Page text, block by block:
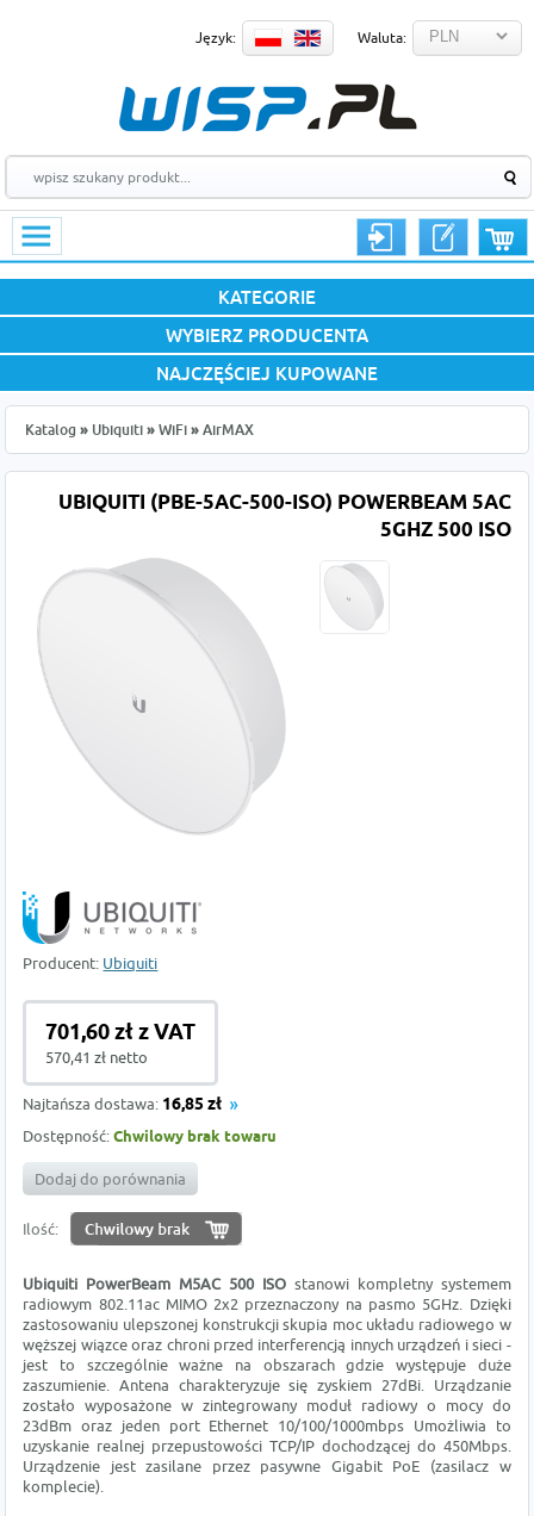
Język: Waluta:
KATEGORIE
WYBIERZ PRODUCENTA
NAJCZĘŚCIEJ KUPOWANE
Katalog » Ubiquiti » WiFi » AirMAX
UBIQUITI (PBE-5AC-500-ISO) POWERBEAM 5AC
5GHZ 500 ISO
Producent: Ubiquiti
701,60 zł z VAT
570,41 zł netto
Najtańsza dostawa: 16,85 zł
Dostępność:Chwilowy brak towaru
Dodaj do porównania
Ilość:
Ubiquiti PowerBeam M5AC 500 ISOstanowi kompletny systemem
radiowym 802.11ac MIMO 2x2 przeznaczony na pasmo 5GHz. Dzięki
zastosowaniu ulepszonej konstrukcji skupia moc układu radiowego w
węższej wiązce oraz chroni przed interferencją innych urządzeń i sieci -
jest to szczególnie ważne na obszarach gdzie występuje duże
zaszumienie. Antena charakteryzuje się zyskiem 27dBi. Urządzanie
zostało wyposażone w zintegrowany moduł radiowy o mocy do
23dBm oraz jeden port Ethernet 10/100/1000mbps Umożliwia to
uzyskanie realnej przepustowości TCP/IP dochodzącej do 450Mbps.
Urządzenie jest zasilane przez pasywne Gigabit PoE (zasilacz w
komplecie).